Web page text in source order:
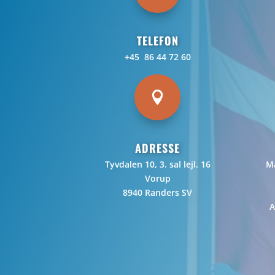
TELEFON
+45 86 44 72 60

ADRESSE
Tyvdalen 10, 3. sal lejl. 16
Vorup
8940 Randers SV